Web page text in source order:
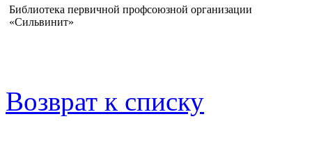
Библиотека первичной профсоюзной организации
«Сильвинит»
Возврат к списку